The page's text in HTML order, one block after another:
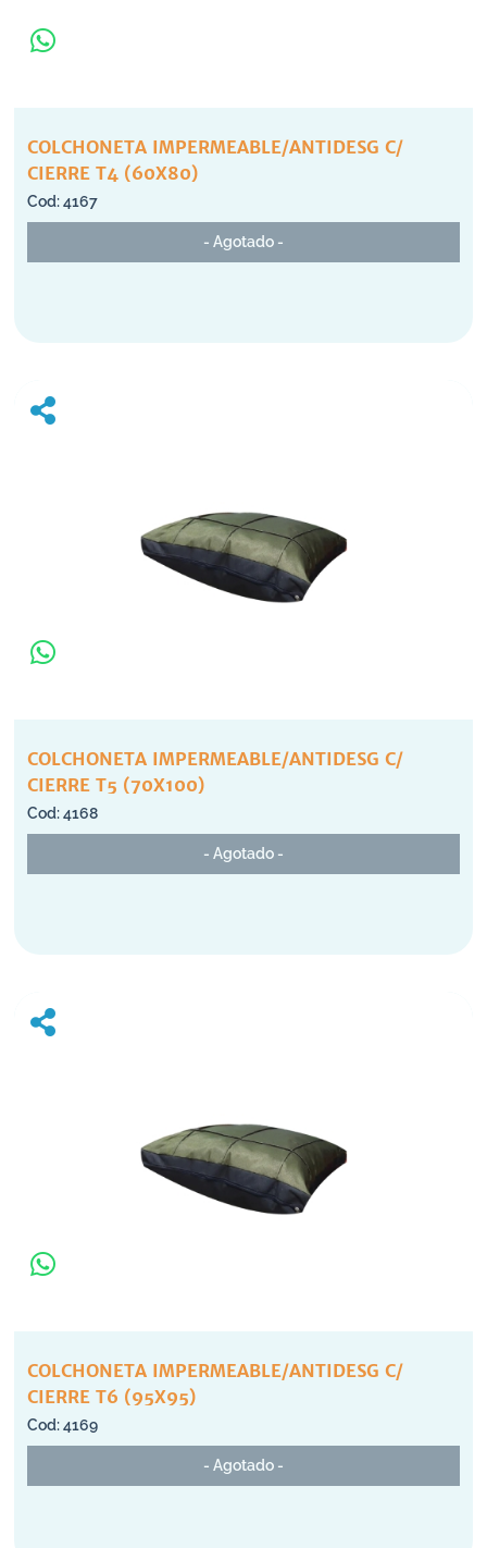
COLCHONETA IMPERMEABLE/ANTIDESG C/
CIERRE T4 (60X80)
4167
- Agotado -
COLCHONETA IMPERMEABLE/ANTIDESG C/
CIERRE T5 (70X100)
4168
- Agotado -
COLCHONETA IMPERMEABLE/ANTIDESG C/
CIERRE T6 (95X95)
4169
- Agotado -